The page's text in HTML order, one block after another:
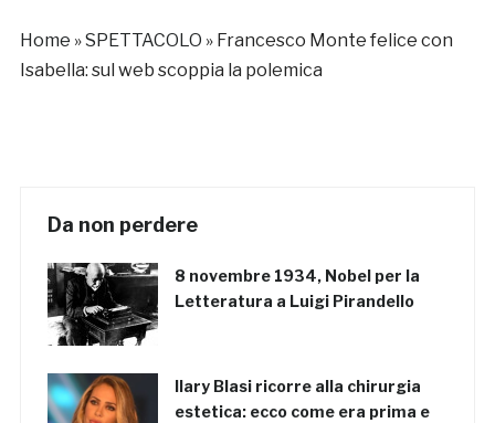
Home »SPETTACOLO » Francesco Monte felice con
Isabella: sul web scoppia la polemica
Da non perdere
8 novembre 1934, Nobel per la
Letteratura a Luigi Pirandello
Ilary Blasi ricorre alla chirurgia
estetica: ecco come era prima e